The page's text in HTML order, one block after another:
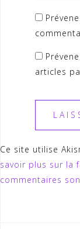
articles
Ce site utilise
savoir plus sur la
commentaires